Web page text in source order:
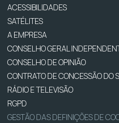
ACESSIBILIDADES
SATÉLITES
A EMPRESA
CONSELHO GERAL
CONSELHO DE OPINIÃO
CONTRATO DE CONCESSÃO DO
RÁDIO E TELEVISÃO
RGPD
GESTÃO DAS DEFINIÇÕES DE